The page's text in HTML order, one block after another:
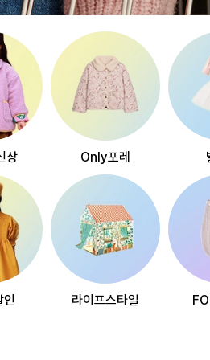
상 Only포레
라이프스타일